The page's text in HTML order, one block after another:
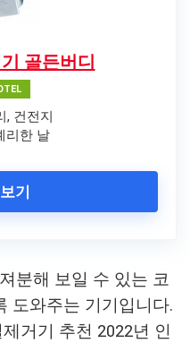
골든버디
, 건전지
리한 날
기
분해 보일 수 있는 코
도와주는 기기입니다.
거기 추천 2022년 인